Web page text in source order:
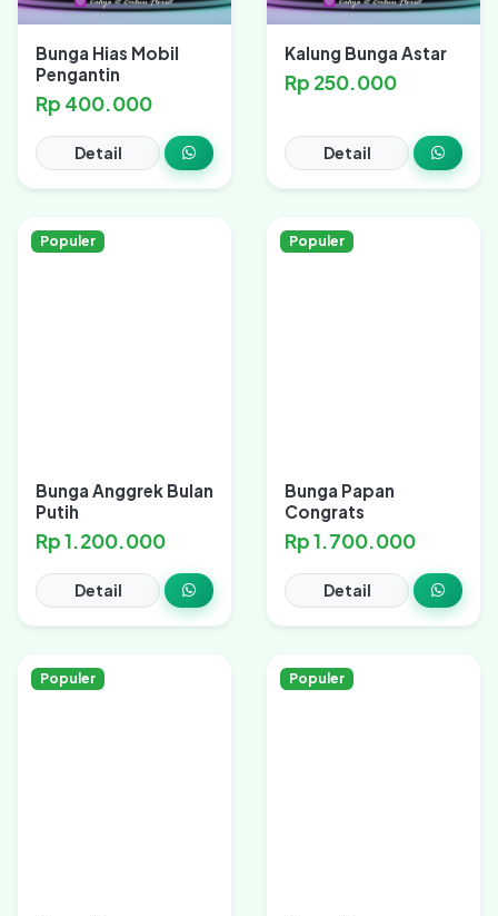
Bunga Hias Mobil
Pengantin
Rp 400.000
Detail
Kalung Bunga Astar
Rp 250.000
Detail
Populer
Bunga Anggrek Bulan
Putih
Rp 1.200.000
Detail
Populer
Bunga Papan
Congrats
Rp 1.700.000
Detail
Populer Populer